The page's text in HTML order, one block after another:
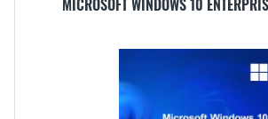
MICROSOFT WINDOWS 10